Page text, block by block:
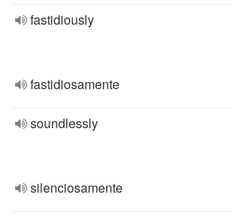
fastidiously
fastidiosamente
soundlessly
silenciosamente